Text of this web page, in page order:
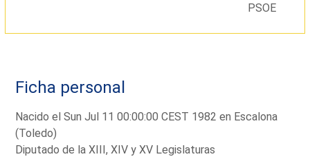
PSOE
Ficha personal
Nacido el Sun Jul 11 00:00:00 CEST 1982 en Escalona
(Toledo)
Diputado de la XIII, XIV y XV Legislaturas